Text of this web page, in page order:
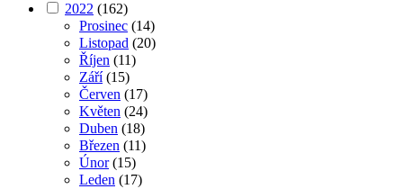
2022 (162)
Prosinec (14)
Listopad (20)
Říjen (11)
Září(15)
Červen (17)
Květen (24)
Duben (18)
Březen (11)
Únor(15)
Leden (17)